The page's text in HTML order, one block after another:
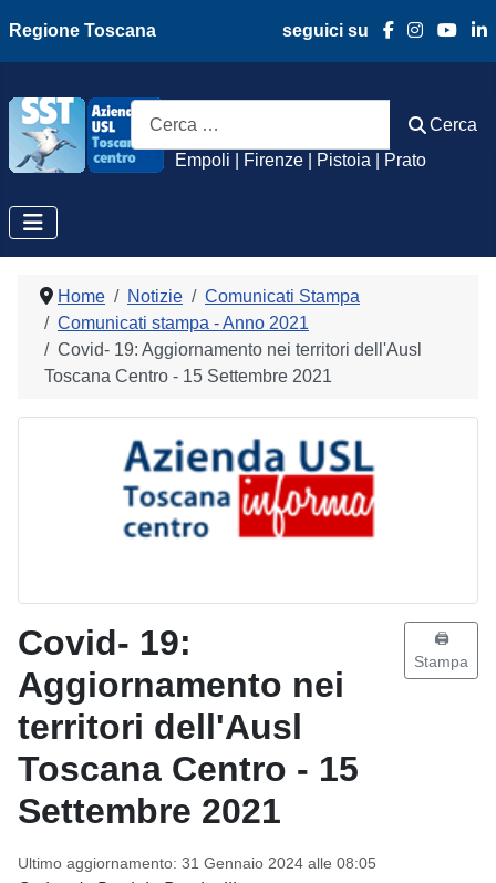
Regione Toscana seguici su
Azienda Usl
Empoli | Firenze | Pistoia | Prato
Cerca
Cerca
Home Notizie
Comunicati Stampa
Comunicati stampa - Anno 2021
Covid- 19: Aggiornamento nei territori dell'Ausl
Toscana Centro - 15 Settembre 2021
Covid- 19:
Aggiornamento nei
territori dell'Ausl
Toscana Centro - 15
Settembre 2021
Ultimo aggiornamento: 31 Gennaio 2024 alle 08:05
🖨️
Stampa